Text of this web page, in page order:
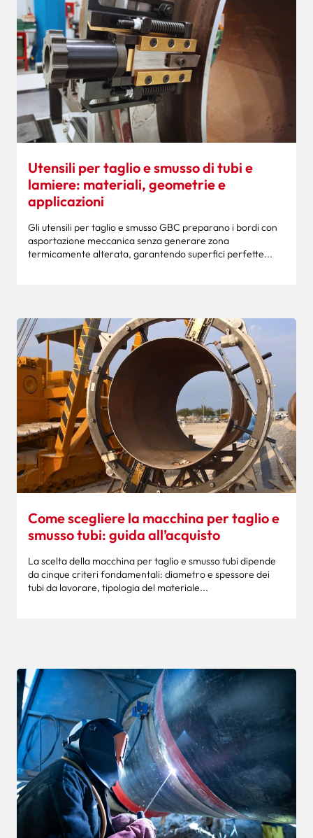
Utensili per taglio e smusso di tubi e
lamiere: materiali, geometrie e
applicazioni
Gli utensili per taglio e smusso GBC preparano i bordi con
asportazione meccanica senza generare zona
termicamente alterata, garantendo superfici perfette...
Come scegliere la macchina per taglio e
smusso tubi: guida all’acquisto
La scelta della macchina per taglio e smusso tubi dipende
da cinque criteri fondamentali: diametro e spessore dei
tubi da lavorare, tipologia del materiale...